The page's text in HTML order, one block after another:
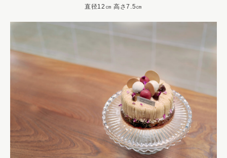
直径12㎝ 高さ7.5㎝